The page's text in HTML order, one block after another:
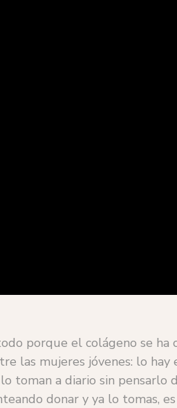
porque el colágeno se ha
las mujeres jóvenes: lo hay
toman a diario sin pensarlo
donar y ya lo tomas,